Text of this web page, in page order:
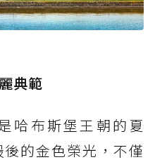
典範
哈布斯堡王朝的夏
的金色榮光，不僅